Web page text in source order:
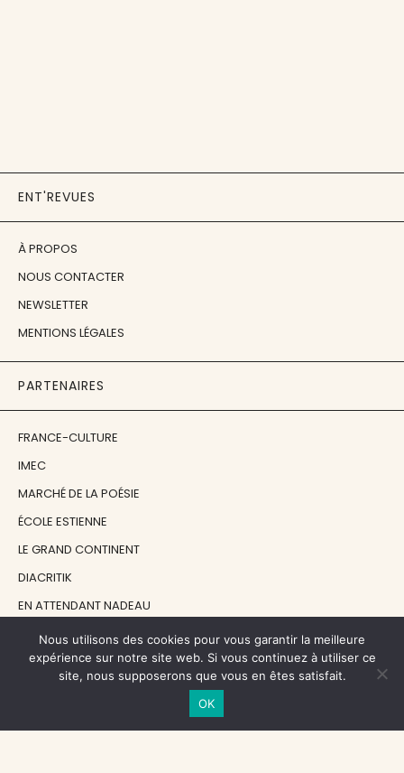
ENT'REVUES
À PROPOS
NOUS CONTACTER
NEWSLETTER
MENTIONS LÉGALES
PARTENAIRES
FRANCE-CULTURE
IMEC
MARCHÉ DE LA POÉSIE
ÉCOLE ESTIENNE
LE GRAND CONTINENT
DIACRITIK
EN ATTENDANT NADEAU
NOS SOUTIENS
Nous utilisons des cookies pour vous garantir la meilleure
expérience sur notre site web. Si vous continuez à utiliser ce
site, nous supposerons que vous en êtes satisfait.
OK